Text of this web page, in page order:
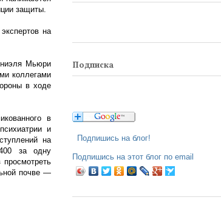
защиты.
на
Мьюри
коллегами
в ходе
в
и
на
за одну
просмотреть
почве —
Подписка
Подпишись на блог!
Подпишись на этот блог по email